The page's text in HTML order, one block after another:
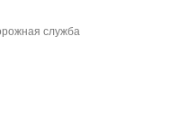
служба
области борта, создав